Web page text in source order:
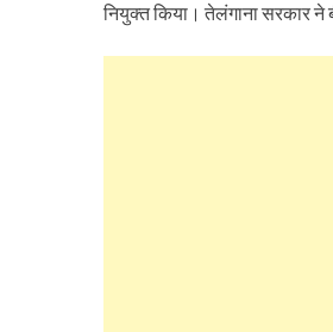
नियुक्त किया। तेलंगाना सरकार ने